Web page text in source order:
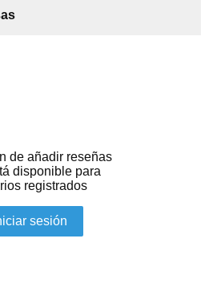
de añadir reseñas
disponible para
registrados
sesión